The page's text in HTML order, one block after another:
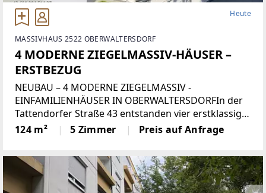
Heute
MASSIVHAUS 2522 OBERWALTERSDORF
4 MODERNE ZIEGELMASSIV‑HÄUSER –
ERSTBEZUG
NEUBAU – 4 MODERNE ZIEGELMASSIV ‑
EINFAMILIENHÄUSER IN OBERWALTERSDORFIn der
Tattendorfer Straße 43 entstanden vier erstklassige
Einfamilienhäuser in zeitlos‑moderner Architektur.
Die Anlage überzeugt mit perfekt abgestimmten
124 m² 5 Zimmer Preis auf Anfrage